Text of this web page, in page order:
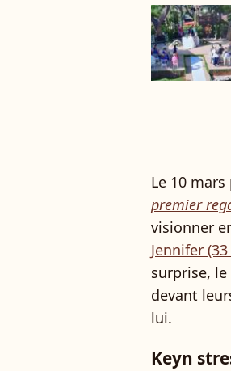
Le 10
premier
visionner
Jennifer
surprise,
devant
lui.
Keyn